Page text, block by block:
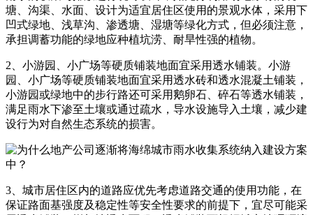
塘、沟渠、水面、设计为适宜居住区使用的景观水体，采用下
凹式绿地、浅草沟、渗透塘、湿塘等绿化方式，但必须注意，
承担调蓄功能的绿地应种植坑涝、耐旱性强的植物。
2、小游园、小广场等硬质铺装地面宜采用透水铺装。小游
园、小广场等硬质铺装地面宜采用透水砖和透水混凝土铺装，
小游园或绿地中的步行路还可采用鹅卵石、碎石等透水铺装，
满足雨水下渗至土壤或通过疏水，导水设施导入土壤，减少建
设行为对自然生态系统的损害。
3、城市居住区内的道路应优先考虑道路交通的使用功能，在
保证路面基强度及稳定性等安全性要求的前提下，宜尽可能采